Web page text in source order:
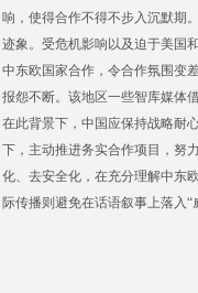
响，使得合作不得不步入沉默期
迹象。受危机影响以及迫于美国
中东欧国家合作，令合作氛围变
报怨不断。该地区一些智库媒体
在此背景下，中国应保持战略耐
下，主动推进务实合作项目，努
化、去安全化，在充分理解中东
际传播则避免在话语叙事上落入